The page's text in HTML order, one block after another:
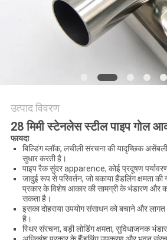
उत्पाद विवरण
28 मिमी स्टेनलेस स्टील पाइप गोल
फायदा
बिल्डिंग ब्लॉक, लचीली संरचना की यादृच्छिक
सुधार करती है।
पाइप रैक सुंदर apparence, कोई प्रदूषण
जादुई रूप से परिवर्तन, जो बकाया हैंडलिंग क्षमता की
प्रकार के विशेष आकार की सामग्री के भंडारण और
सकता है।
इसका दोहराया उपयोग संसाधन को बचाने और
है।
स्थिर संरचना, बड़ी लोडिंग क्षमता, सुविधाजनक